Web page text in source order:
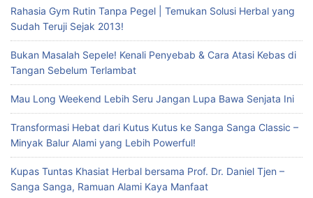
Rahasia Gym Rutin Tanpa Pegel | Temukan Solusi Herbal yang
Sudah Teruji Sejak 2013!
Bukan Masalah Sepele! Kenali Penyebab & Cara Atasi Kebas di
Tangan Sebelum Terlambat
Mau Long Weekend Lebih Seru Jangan Lupa Bawa Senjata Ini
Transformasi Hebat dari Kutus Kutus ke Sanga Sanga Classic –
Minyak Balur Alami yang Lebih Powerful!
Kupas Tuntas Khasiat Herbal bersama Prof. Dr. Daniel Tjen –
Sanga Sanga, Ramuan Alami Kaya Manfaat